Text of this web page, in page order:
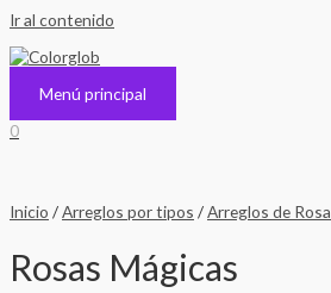
Ir al contenido
Menú principal
0
Inicio /Arreglos por tipos /Arreglos de
Rosas Mágicas